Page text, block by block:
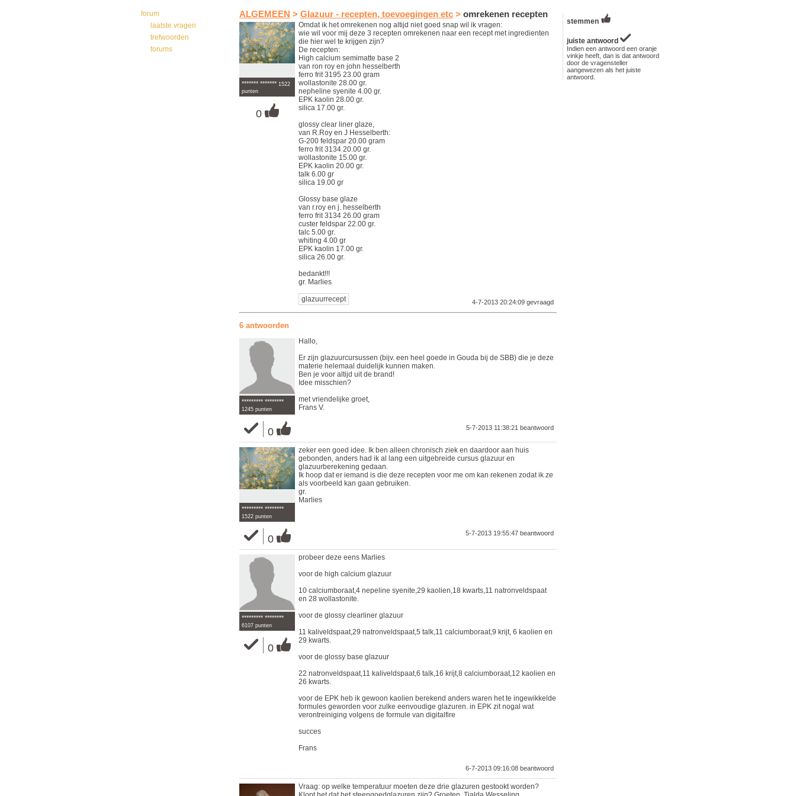
forum
laatste vragen
trefwoorden
forums
ALGEMEEN > Glazuur - recepten, toevoegingen etc > omrekenen recepten
******* ******* 1522
punten
0
Omdat ik het omrekenen nog altijd niet goed snap wil ik vragen:
wie wil voor mij deze 3 recepten omrekenen naar een recept met ingredienten
die hier wel te krijgen zijn?
De recepten:
High calcium semimatte base 2
van ron roy en john hesselberth
ferro frit 3195 23.00 gram
wollastonite 28.00 gr.
nepheline syenite 4.00 gr.
EPK kaolin 28.00 gr.
silica 17.00 gr.
glossy clear liner glaze,
van R.Roy en J Hesselberth:
G-200 feldspar 20.00 gram
ferro frit 3134 20.00 gr.
wollastonite 15.00 gr.
EPK kaolin 20.00 gr.
talk 6.00 gr
silica 19.00 gr
Glossy base glaze
van r.roy en j. hesselberth
ferro frit 3134 26.00 gram
custer feldspar 22.00 gr.
talc 5.00 gr.
whiting 4.00 gr
EPK kaolin 17.00 gr.
silica 26.00 gr.
bedankt!!!
gr. Marlies
glazuurrecept 4-7-2013 20:24:09 gevraagd
6 antwoorden
********* ********
1245 punten
0
Hallo,
Er zijn glazuurcursussen (bijv. een heel goede in Gouda bij de SBB) die je deze
materie helemaal duidelijk kunnen maken.
Ben je voor altijd uit de brand!
Idee misschien?
met vriendelijke groet,
Frans V.
5-7-2013 11:38:21 beantwoord
********* ********
1522 punten
0
zeker een goed idee. Ik ben alleen chronisch ziek en daardoor aan huis
gebonden, anders had ik al lang een uitgebreide cursus glazuur en
glazuurberekening gedaan.
Ik hoop dat er iemand is die deze recepten voor me om kan rekenen zodat ik ze
als voorbeeld kan gaan gebruiken.
gr.
Marlies
5-7-2013 19:55:47 beantwoord
********* ********
6107 punten
0
probeer deze eens Marlies
voor de high calcium glazuur
10 calciumboraat,4 nepeline syenite,29 kaolien,18 kwarts,11 natronveldspaat
en 28 wollastonite.
voor de glossy clearliner glazuur
11 kaliveldspaat,29 natronveldspaat,5 talk,11 calciumboraat,9 krijt, 6 kaolien en
29 kwarts.
voor de glossy base glazuur
22 natronveldspaat,11 kaliveldspaat,6 talk,16 krijt,8 calciumboraat,12 kaolien en
26 kwarts.
voor de EPK heb ik gewoon kaolien berekend anders waren het te ingewikkelde
formules geworden voor zulke eenvoudige glazuren. in EPK zit nogal wat
verontreiniging volgens de formule van digitalfire
succes
Frans
6-7-2013 09:16:08 beantwoord
Vraag: op welke temperatuur moeten deze drie glazuren gestookt worden?
stemmen
juiste antwoord
Indien een antwoord een oranje
vinkje heeft, dan is dat antwoord
door de vragensteller
aangewezen als het juiste
antwoord.